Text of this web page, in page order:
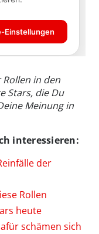
in den
Stars, die Du
Meinung in
interessieren:
der
Rollen
heute
schämen sich